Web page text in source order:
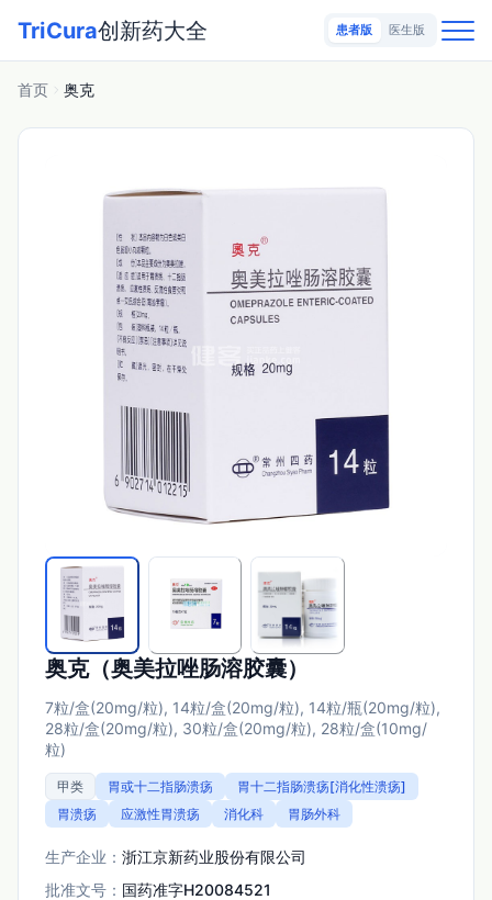
TriCura创新药大全 患者版 医生版
首页 奥克
奥克（奥美拉唑肠溶胶囊）
7粒/盒(20mg/粒), 14粒/盒(20mg/粒), 14粒/瓶(20mg/粒),
28粒/盒(20mg/粒), 30粒/盒(20mg/粒), 28粒/盒(10mg/
粒)
甲类 胃或十二指肠溃疡
胃十二指肠溃疡[消化性溃疡]
胃溃疡
应激性胃溃疡 消化科 胃肠外科
生产企业： 浙江京新药业股份有限公司
批准文号： 国药准字H20084521